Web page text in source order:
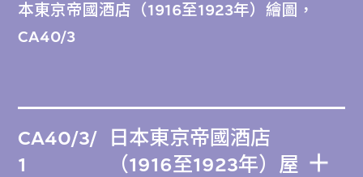
本東京帝國酒店（1916至1923年）繪圖，
CA40/3
CA40/3/
1
日本東京帝國酒店
（1916至1923年）屋